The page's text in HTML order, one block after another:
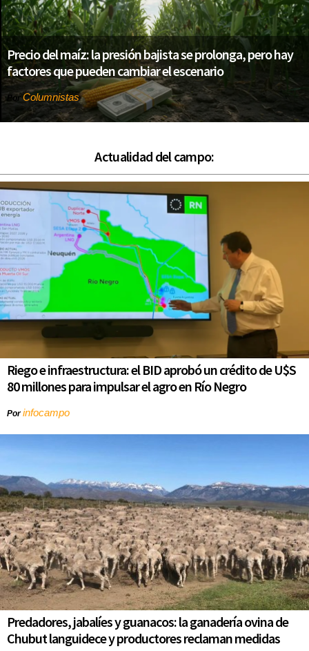
Precio del maíz: la presión bajista se prolonga, pero hay
factores que pueden cambiar el escenario
Por Columnistas
Actualidad del campo:
Riego e infraestructura: el BID aprobó un crédito de U$S
80 millones para impulsar el agro en Río Negro
Porinfocampo
Predadores, jabalíes y guanacos: la ganadería ovina de
Chubut languidece y productores reclaman medidas